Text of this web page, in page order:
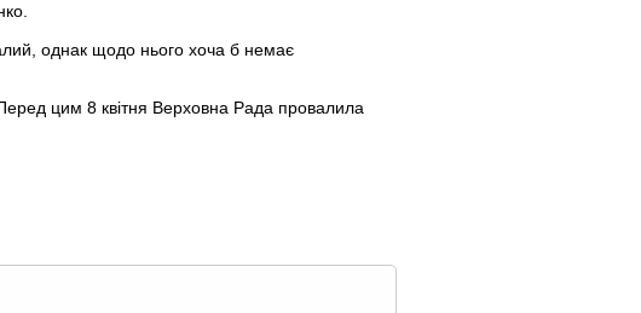
однак щодо нього хоча б немає
цим 8 квітня Верховна Рада провалила